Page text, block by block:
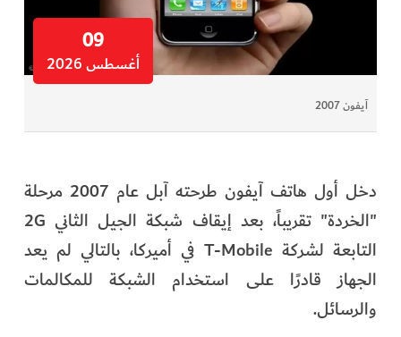
09
أغسطس 2026
آيفون 2007
دخل أول هاتف آيفون طرحته آبل عام 2007 مرحلة
"الخردة" تقريباً، بعد إيقاف شبكة الجيل الثاني 2G
التابعة لشركة T-Mobile في أميركا، بالتالي لم يعد
الجهاز قادرًا على استخدام الشبكة للمكالمات
والرسائل.